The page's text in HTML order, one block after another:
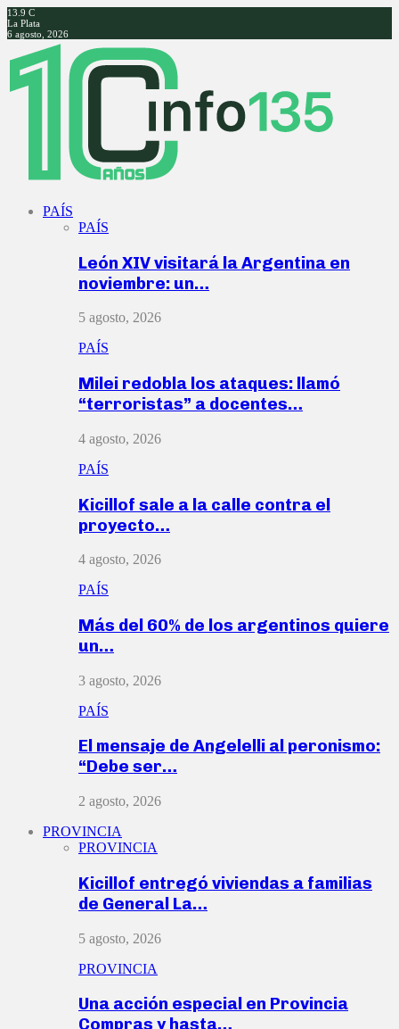
13.9 C
La Plata
6 agosto, 2026
Facebook
Twitter
Instagram
Youtube
PAÍS
PAÍS
León XIV visitará la Argentina en
noviembre: un…
5 agosto, 2026
PAÍS
Milei redobla los ataques: llamó
“terroristas” a docentes…
4 agosto, 2026
PAÍS
Kicillof sale a la calle contra el
proyecto…
4 agosto, 2026
PAÍS
Más del 60% de los argentinos quiere
un…
3 agosto, 2026
PAÍS
El mensaje de Angelelli al peronismo:
“Debe ser…
2 agosto, 2026
PROVINCIA
PROVINCIA
Kicillof entregó viviendas a familias
de General La…
5 agosto, 2026
PROVINCIA
Una acción especial en Provincia
Compras y hasta…